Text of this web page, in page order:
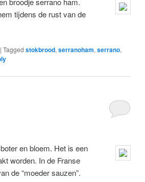
tijdens de rust van de
| Tagged stokbrood, serranoham, serrano,
en bloem. Het is een
worden. In de Franse
de “moeder sauzen”.